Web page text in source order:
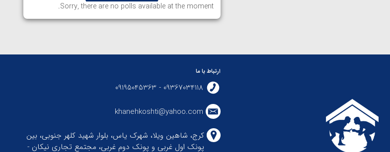
Sorry, there are no polls available at the moment.
ارتباط با ما
09367034118 - 09195045363
khanehkoshti@yahoo.com
کرج، شاهین ویلا، شهرک یاس، بلوار شهید کلهر جنوبی، بین
پونک اول غربی و پونک دوم غربی، مجتمع تجاری نیکان -